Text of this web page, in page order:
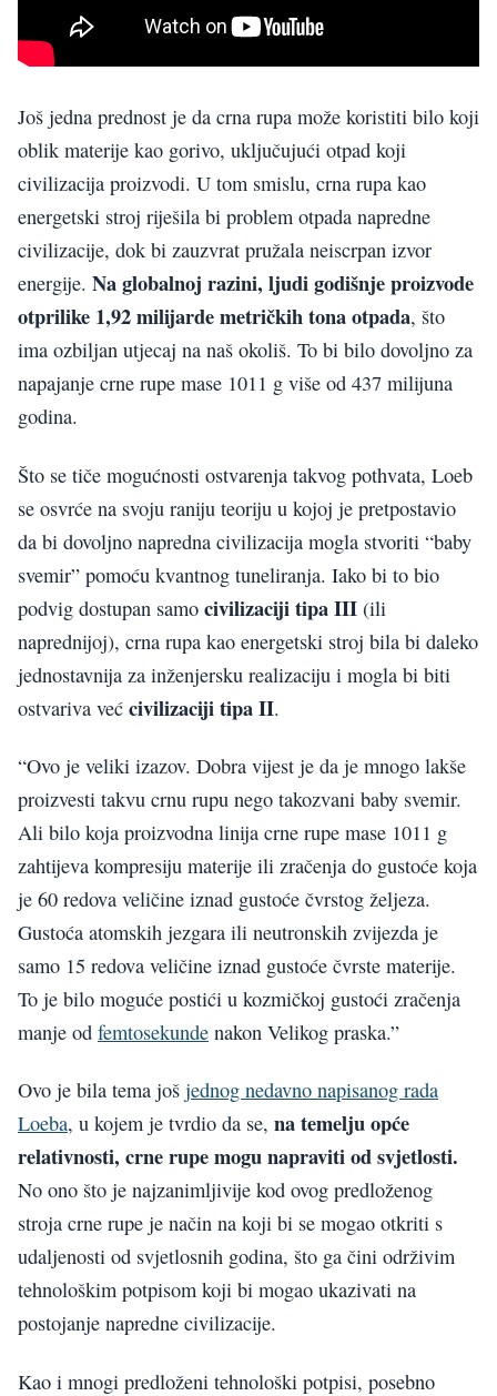
Još jedna prednost je da crna rupa može koristiti bilo koji
oblik materije kao gorivo, uključujući otpad koji
civilizacija proizvodi. U tom smislu, crna rupa kao
energetski stroj riješila bi problem otpada napredne
civilizacije, dok bi zauzvrat pružala neiscrpan izvor
energije. Na globalnoj razini, ljudi godišnje proizvode
otprilike 1,92 milijarde metričkih tona otpada, što
ima ozbiljan utjecaj na naš okoliš. To bi bilo dovoljno za
napajanje crne rupe mase 1011 g više od 437 milijuna
godina.
Što se tiče mogućnosti ostvarenja takvog pothvata, Loeb
se osvrće na svoju raniju teoriju u kojoj je pretpostavio
da bi dovoljno napredna civilizacija mogla stvoriti “baby
svemir” pomoću kvantnog tuneliranja. Iako bi to bio
podvig dostupan samo civilizaciji tipa III (ili
naprednijoj), crna rupa kao energetski stroj bila bi daleko
jednostavnija za inženjersku realizaciju i mogla bi biti
ostvariva već civilizaciji tipa II.
“Ovo je veliki izazov. Dobra vijest je da je mnogo lakše
proizvesti takvu crnu rupu nego takozvani baby svemir.
Ali bilo koja proizvodna linija crne rupe mase 1011 g
zahtijeva kompresiju materije ili zračenja do gustoće koja
je 60 redova veličine iznad gustoće čvrstog željeza.
Gustoća atomskih jezgara ili neutronskih zvijezda je
samo 15 redova veličine iznad gustoće čvrste materije.
To je bilo moguće postići u kozmičkoj gustoći zračenja
manje od femtosekunde nakon Velikog praska.”
Ovo je bila tema još jednog nedavno napisanog rada
Loeba, u kojem je tvrdio da se, na temelju opće
relativnosti, crne rupe mogu napraviti od svjetlosti.
No ono što je najzanimljivije kod ovog predloženog
stroja crne rupe je način na koji bi se mogao otkriti s
udaljenosti od svjetlosnih godina, što ga čini održivim
tehnološkim potpisom koji bi mogao ukazivati na
postojanje napredne civilizacije.
Kao i mnogi predloženi tehnološki potpisi, posebno